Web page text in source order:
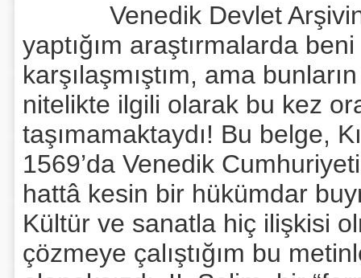
Venedik Devlet
yaptığım araştırmalarda
karşılaşmıştım, ama
nitelikte ilgili olarak bu kez
taşımamaktaydı! Bu belge,
1569’da Venedik
hattâ kesin bir hükümdar
Kültür ve sanatla hiç ilişkisi
çözmeye çalıştığım bu